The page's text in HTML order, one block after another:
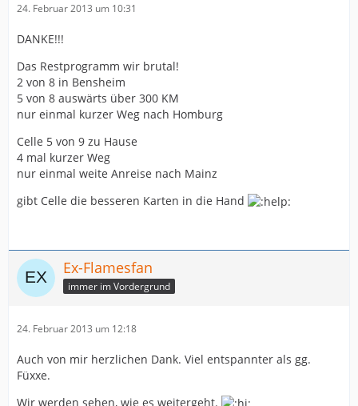
24. Februar 2013 um 10:31
DANKE!!!
Das Restprogramm wir brutal!
2 von 8 in Bensheim
5 von 8 auswärts über 300 KM
nur einmal kurzer Weg nach Homburg
Celle 5 von 9 zu Hause
4 mal kurzer Weg
nur einmal weite Anreise nach Mainz
gibt Celle die besseren Karten in die Hand
Ex-Flamesfan
immer im Vordergrund
24. Februar 2013 um 12:18
Auch von mir herzlichen Dank. Viel entspannter als gg.
Füxxe.
Wir werden sehen, wie es weitergeht.